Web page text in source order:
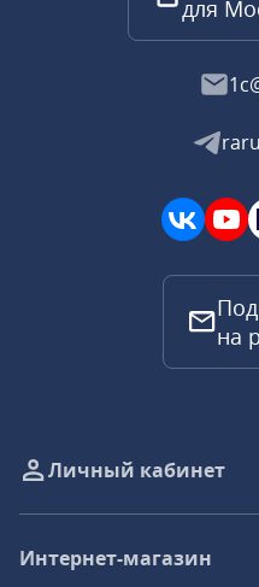
для
на
Личный кабинет
Интернет-магазин